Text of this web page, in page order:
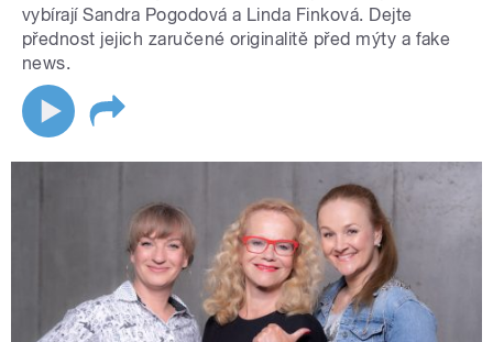
vybírají Sandra Pogodová a Linda Finková. Dejte
přednost jejich zaručené originalitě před mýty a fake
news.